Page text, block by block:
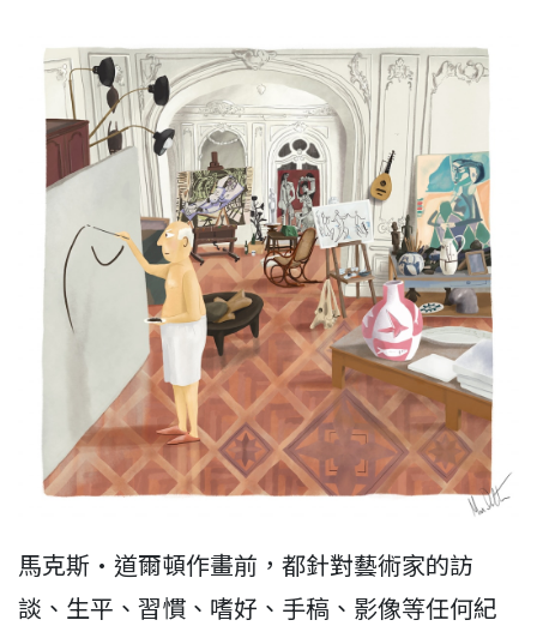
馬克斯·道爾頓作畫前，都針對藝術家的訪
談、生平、習慣、嗜好、手稿、影像等任何紀